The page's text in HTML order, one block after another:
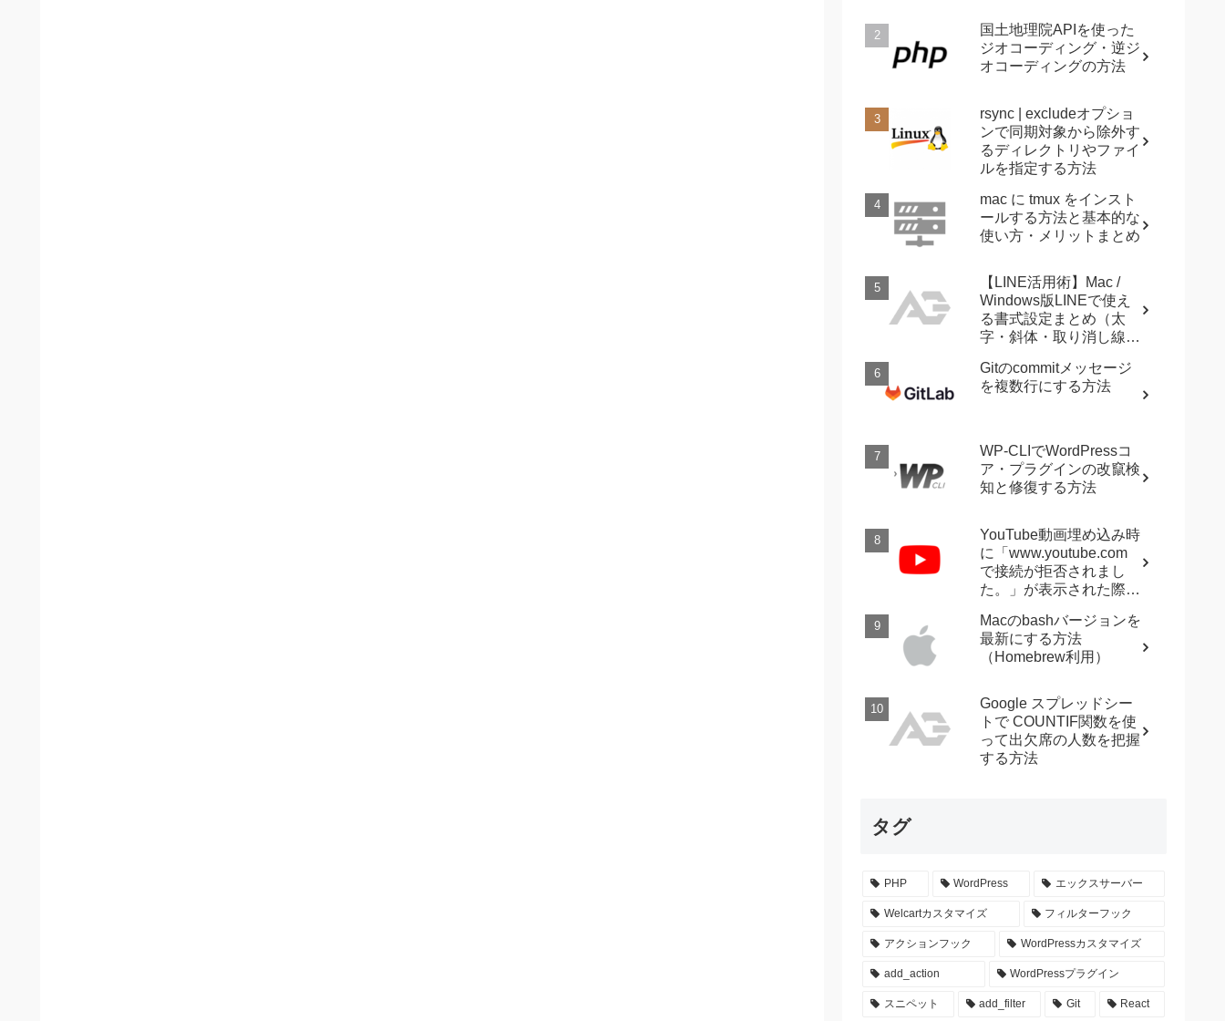
国土地理院APIを使った
ジオコーディング・逆ジ
オコーディングの方法
rsync | excludeオプショ
ンで同期対象から除外す
るディレクトリやファイ
ルを指定する方法
mac に tmux をインスト
ールする方法と基本的な
使い方・メリットまとめ
【LINE活用術】Mac /
Windows版LINEで使え
る書式設定まとめ（太
字・斜体・取り消し線・
Gitのcommitメッセージ
を複数行にする方法
WP-CLIでWordPressコ
ア・プラグインの改竄検
知と修復する方法
YouTube動画埋め込み時
に「www.youtube.com
で接続が拒否されまし
た。」が表示された際に
Macのbashバージョンを
最新にする方法
（Homebrew利用）
Google スプレッドシー
トで COUNTIF関数を使
って出欠席の人数を把握
する方法
タグ
PHP WordPress エックスサーバー
Welcartカスタマイズ フィルターフック
アクションフック WordPressカスタマイズ
add_action WordPressプラグイン
スニペット add_filter Git React